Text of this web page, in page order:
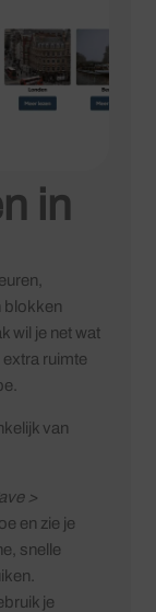
in
blokken
wil je net wat
ruimte
van
>
en zie je
snelle
je